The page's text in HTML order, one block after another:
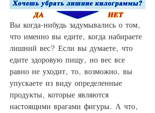
Вы когда-нибудь задумывались о том,
что именно вы едите, когда набираете
лишний вес? Если вы думаете, что
едите здоровую пищу, но вес все
равно не уходит, то, возможно, вы
упускаете из виду определенные
продукты, которые являются
настоящими врагами фигуры. А что,